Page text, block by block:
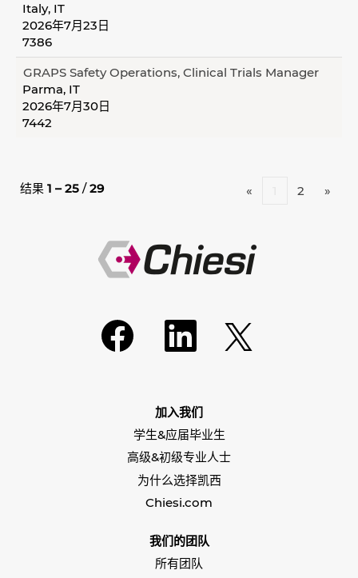
Italy, IT
2026年7月23日
7386
GRAPS Safety Operations, Clinical Trials Manager
Parma, IT
2026年7月30日
7442
结果 1 – 25 /29 « 2 »
在
新
选
在
新
选
开
。
在
新
选
加入我们
学生&应届毕业生
高级&初级专业人士
为什么选择凯西
Chiesi.com
我们的团队
所有团队